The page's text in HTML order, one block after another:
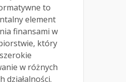
to
element
finansami w
który
w różnych
działalności.